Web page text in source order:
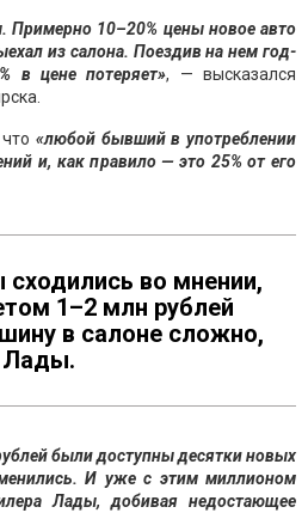
Примерно 10–20% цены новое авто
из салона. Поездив на нем год-
в цене потеряет», — высказался
«любой бывший в употреблении
и, как правило — это 25% от его
во мнении,
1–2 млн рублей
в салоне сложно,
Лады.
были доступны десятки новых
И уже с этим миллионом
Лады, добивая недостающее